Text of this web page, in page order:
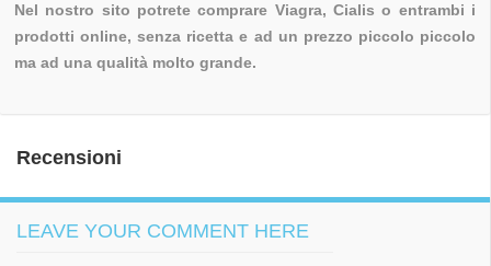
Nel nostro sito potrete comprare Viagra, Cialis o entrambi i
prodotti online, senza ricetta e ad un prezzo piccolo piccolo
ma ad una qualità molto grande.
Recensioni
LEAVE YOUR COMMENT HERE